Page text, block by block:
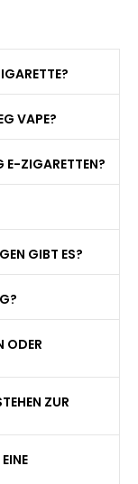
VAPE?
E-ZIGARETTEN?
GIBT ES?
ODER
ZUR